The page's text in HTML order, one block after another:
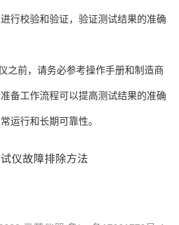
行校验和验证，验证测试结果的准确
前，请务必参考操作手册和制造商
备工作流程可以提高测试结果的准确
运行和长期可靠性。
仪故障排除方法